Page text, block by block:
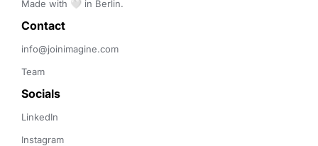
Made with 🤍 in Berlin.
Contact
info@joinimagine.com
Team
Socials
LinkedIn
Instagram